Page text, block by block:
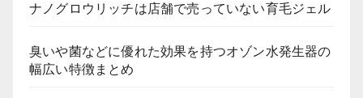
ナノグロウリッチは店舗で売っていない育毛ジェル
臭いや菌などに優れた効果を持つオゾン水発生器の
幅広い特徴まとめ